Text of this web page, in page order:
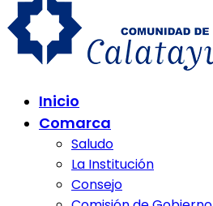
Comunidad de Calatayud
Comunidad de Calatayud
Inicio
Comarca
Saludo
La Institución
Consejo